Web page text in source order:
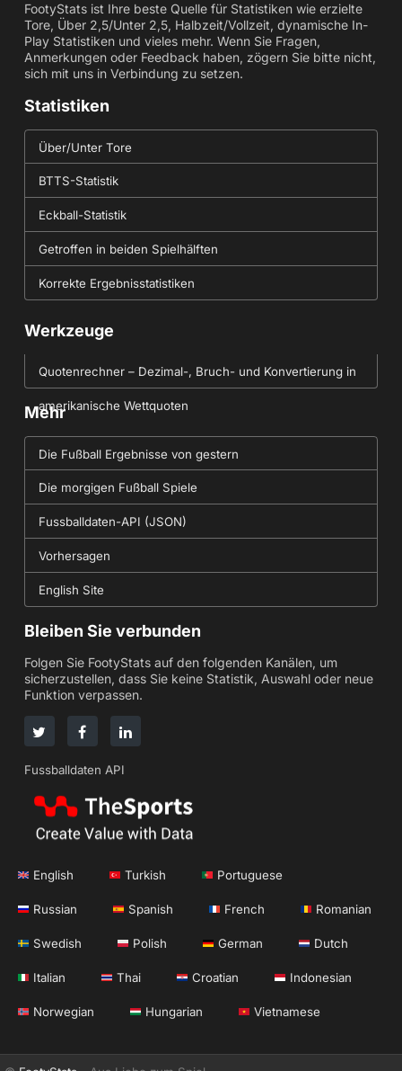
FootyStats ist Ihre beste Quelle für Statistiken wie erzielte
Tore, Über 2,5/Unter 2,5, Halbzeit/Vollzeit, dynamische In-
Play Statistiken und vieles mehr. Wenn Sie Fragen,
Anmerkungen oder Feedback haben, zögern Sie bitte nicht,
sich mit uns in Verbindung zu setzen.
Statistiken
Über/Unter Tore
BTTS-Statistik
Eckball-Statistik
Getroffen in beiden Spielhälften
Korrekte Ergebnisstatistiken
Werkzeuge
Quotenrechner – Dezimal-, Bruch- und Konvertierung in
amerikanische Wettquoten
Mehr
Die Fußball Ergebnisse von gestern
Die morgigen Fußball Spiele
Fussballdaten-API (JSON)
Vorhersagen
English Site
Bleiben Sie verbunden
Folgen Sie FootyStats auf den folgenden Kanälen, um
sicherzustellen, dass Sie keine Statistik, Auswahl oder neue
Funktion verpassen.
Fussballdaten API
English Turkish Portuguese
Russian Spanish French Romanian
Swedish Polish German Dutch
Italian Thai Croatian Indonesian
Norwegian Hungarian Vietnamese